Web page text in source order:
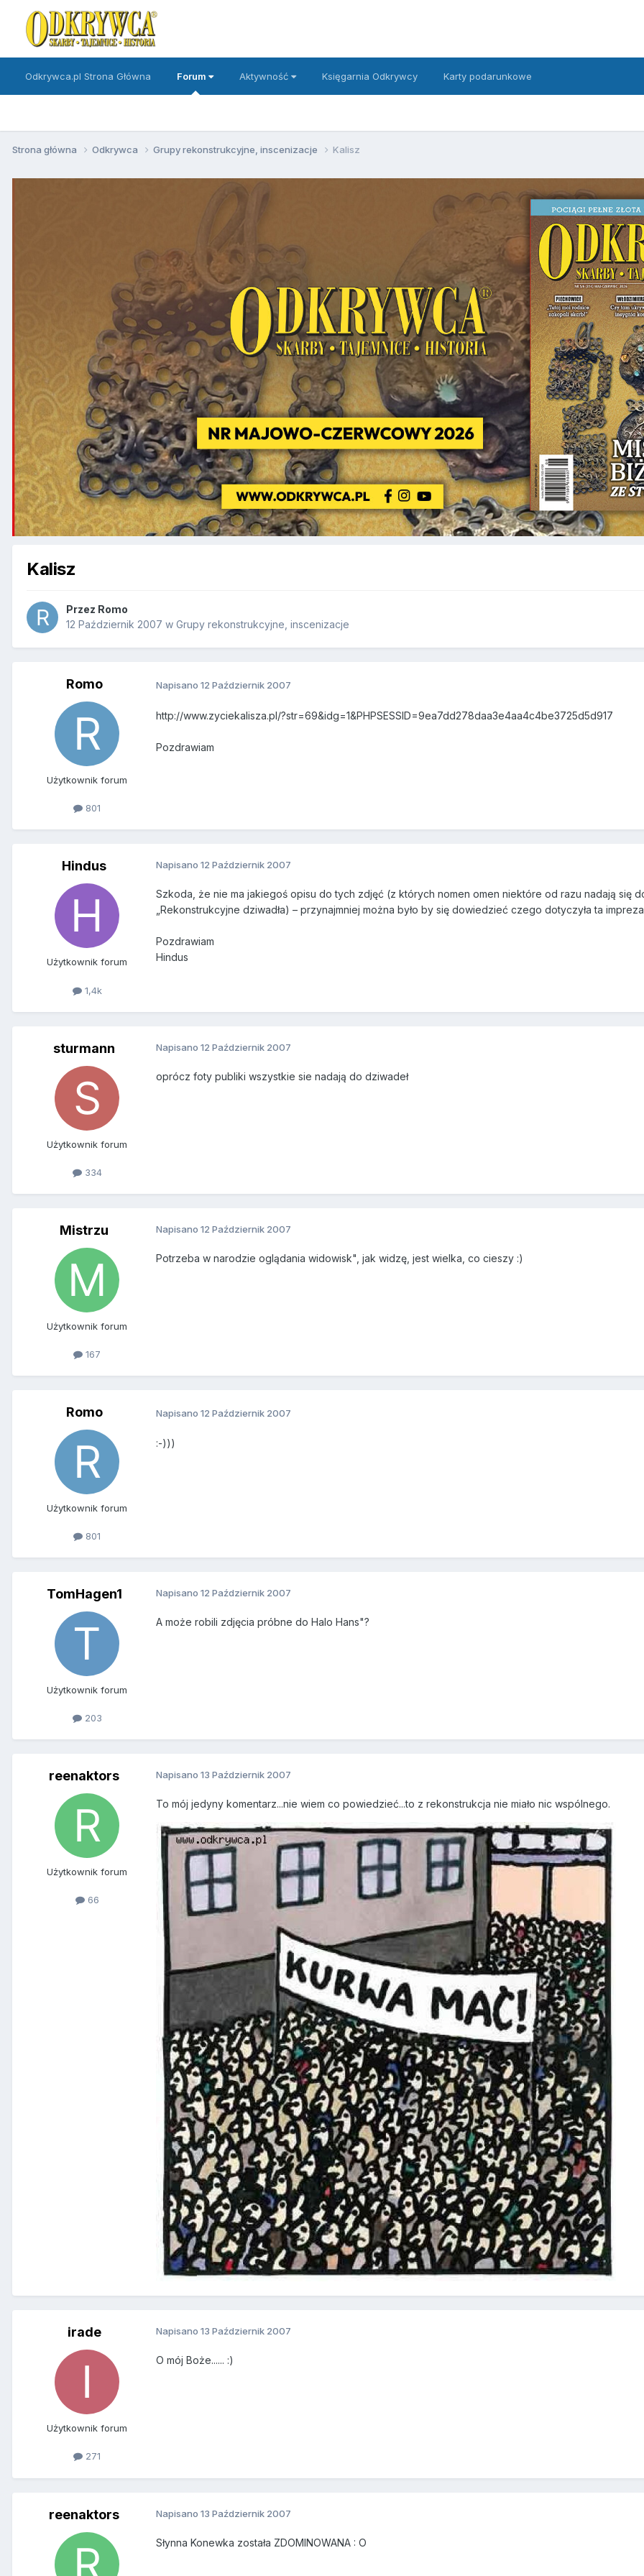
Odkrywca.pl Strona Główna Forum Aktywność Księgarnia Odkrywcy Karty podarunkowe
Strona główna Odkrywca Grupy rekonstrukcyjne, inscenizacje Kalisz
Kalisz
Przez Romo
12 Październik 2007 w Grupy rekonstrukcyjne, inscenizacje
Romo
Użytkownik forum
801
Napisano 12 Październik 2007
http://www.zyciekalisza.pl/?str=69&idg=1&PHPSESSID=9ea7dd278daa3e4aa4c4be3725d5d917
Pozdrawiam
Hindus
Użytkownik forum
1,4k
Napisano 12 Październik 2007
Szkoda, że nie ma jakiegoś opisu do tych zdjęć (z których nomen omen niektóre od razu nadają się
„Rekonstrukcyjne dziwadła) – przynajmniej można było by się dowiedzieć czego dotyczyła ta
Pozdrawiam
Hindus
sturmann
Użytkownik forum
334
Napisano 12 Październik 2007
oprócz foty publiki wszystkie sie nadają do dziwadeł
Mistrzu
Użytkownik forum
167
Napisano 12 Październik 2007
Potrzeba w narodzie oglądania widowisk", jak widzę, jest wielka, co cieszy :)
Romo
Użytkownik forum
801
Napisano 12 Październik 2007
:-)))
TomHagen1
Użytkownik forum
203
Napisano 12 Październik 2007
A może robili zdjęcia próbne do Halo Hans"?
reenaktors
Użytkownik forum
66
Napisano 13 Październik 2007
To mój jedyny komentarz...nie wiem co powiedzieć...to z rekonstrukcja nie miało nic wspólnego.
irade
Użytkownik forum
271
Napisano 13 Październik 2007
O mój Boże...... :)
reenaktors Napisano 13 Październik 2007
Słynna Konewka została ZDOMINOWANA : O